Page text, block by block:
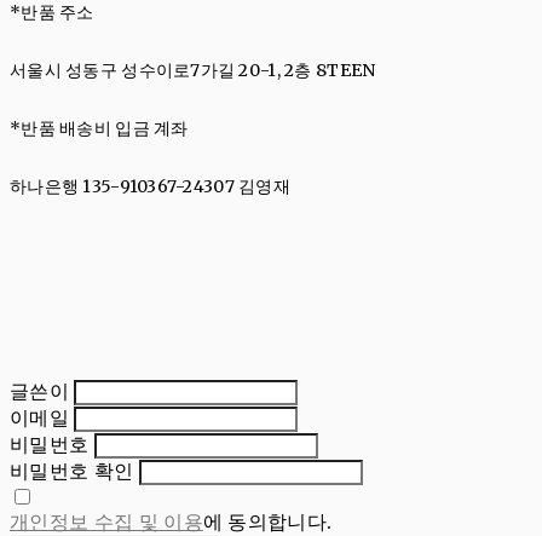
*반품 주소
서울시 성동구 성수이로7가길 20-1, 2층 8TEEN
*반품 배송비 입금 계좌
하나은행 135-910367-24307 김영재
글쓴이
이메일
비밀번호
비밀번호 확인
개인정보 수집 및 이용에 동의합니다.